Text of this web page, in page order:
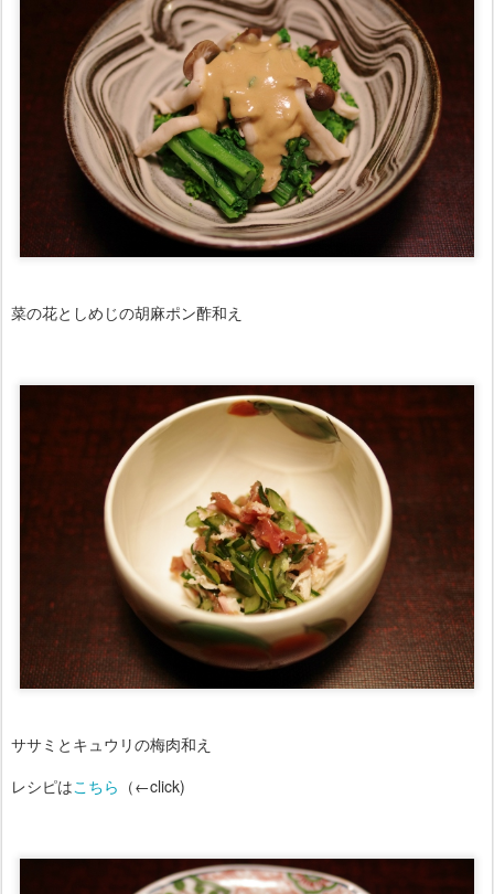
菜の花としめじの胡麻ポン酢和え
ササミとキュウリの梅肉和え
レシピはこちら （←click)